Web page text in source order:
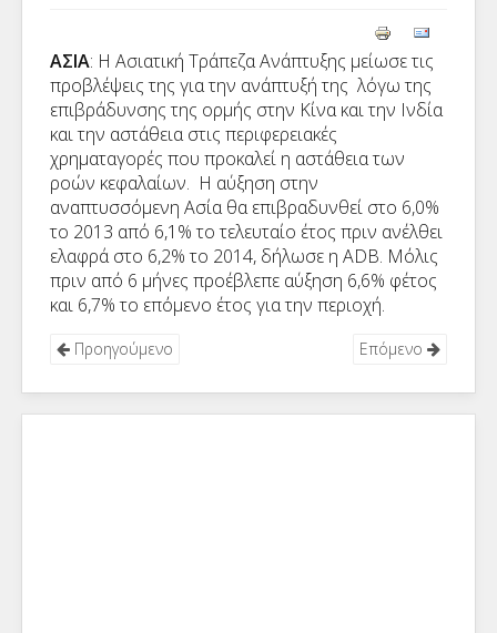
ΑΣΙΑ: Η Ασιατική Τράπεζα Ανάπτυξης μείωσε τις
προβλέψεις της για την ανάπτυξή της λόγω της
επιβράδυνσης της ορμής στην Κίνα και την Ινδία
και την αστάθεια στις περιφερειακές
χρηματαγορές που προκαλεί η αστάθεια των
ροών κεφαλαίων. Η αύξηση στην
αναπτυσσόμενη Ασία θα επιβραδυνθεί στο 6,0%
το 2013 από 6,1% το τελευταίο έτος πριν ανέλθει
ελαφρά στο 6,2% το 2014, δήλωσε η ADB. Μόλις
πριν από 6 μήνες προέβλεπε αύξηση 6,6% φέτος
και 6,7% το επόμενο έτος για την περιοχή.
Προηγούμενο Επόμενο